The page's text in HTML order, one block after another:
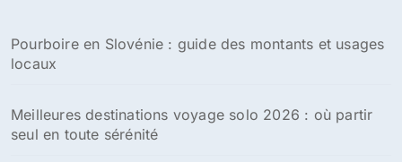
e
r
Pourboire en Slovénie : guide des montants et usages
locaux
Meilleures destinations voyage solo 2026 : où partir
seul en toute sérénité